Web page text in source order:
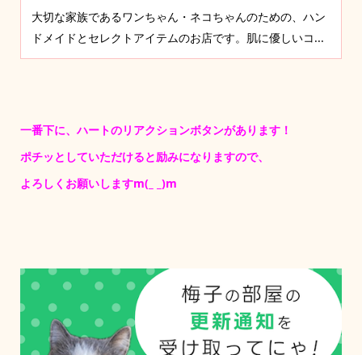
大切な家族であるワンちゃん・ネコちゃんのための、ハン
ドメイドとセレクトアイテムのお店です。肌に優しいコ...
一番下に、ハートのリアクションボタンがあります！
ポチッとしていただけると励みになりますので、
よろしくお願いしますm(_ _)m